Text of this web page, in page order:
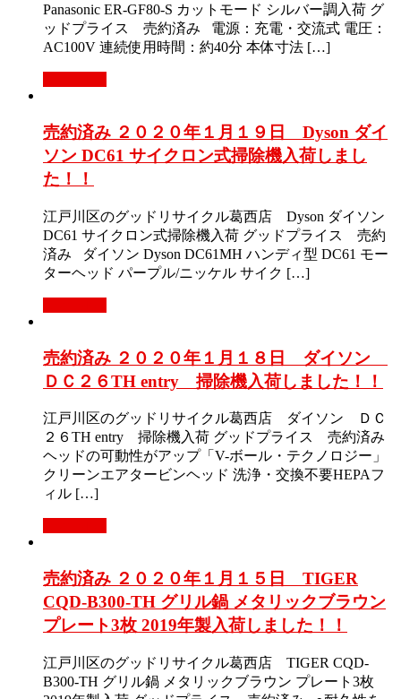
Panasonic ER-GF80-S カットモード シルバー調入荷 グ
ッドプライス 売約済み 電源：充電・交流式 電圧：
AC100V 連続使用時間：約40分 本体寸法 […]
売約済み ２０２０年１月１９日 Dyson ダイ
ソン DC61 サイクロン式掃除機入荷しまし
た！！
江戸川区のグッドリサイクル葛西店 Dyson ダイソン
DC61 サイクロン式掃除機入荷 グッドプライス 売約
済み ダイソン Dyson DC61MH ハンディ型 DC61 モー
ターヘッド パープル/ニッケル サイク […]
売約済み ２０２０年１月１８日 ダイソン
ＤＣ２６TH entry 掃除機入荷しました！！
江戸川区のグッドリサイクル葛西店 ダイソン ＤＣ
２６TH entry 掃除機入荷 グッドプライス 売約済み
ヘッドの可動性がアップ「V-ボール・テクノロジー」
クリーンエアタービンヘッド 洗浄・交換不要HEPAフ
ィル […]
売約済み ２０２０年１月１５日 TIGER
CQD-B300-TH グリル鍋 メタリックブラウン
プレート3枚 2019年製入荷しました！！
江戸川区のグッドリサイクル葛西店 TIGER CQD-
B300-TH グリル鍋 メタリックブラウン プレート3枚